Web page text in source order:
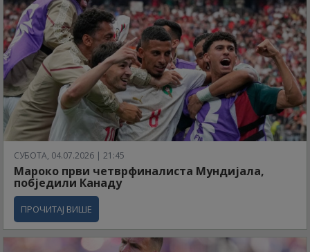
СУБОТА, 04.07.2026 | 21:45
Мароко први четврфиналиста Мундијала,
побједили Канаду
ПРОЧИТАЈ ВИШЕ